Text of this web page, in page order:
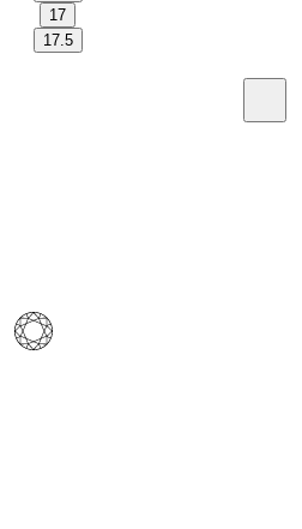
17
17.5